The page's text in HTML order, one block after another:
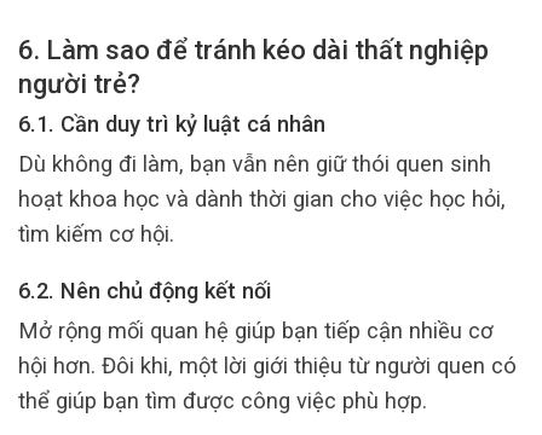
6. Làm sao để tránh kéo dài thất nghiệp
người trẻ?
6.1. Cần duy trì kỷ luật cá nhân
Dù không đi làm, bạn vẫn nên giữ thói quen sinh
hoạt khoa học và dành thời gian cho việc học hỏi,
tìm kiếm cơ hội.
6.2. Nên chủ động kết nối
Mở rộng mối quan hệ giúp bạn tiếp cận nhiều cơ
hội hơn. Đôi khi, một lời giới thiệu từ người quen có
thể giúp bạn tìm được công việc phù hợp.